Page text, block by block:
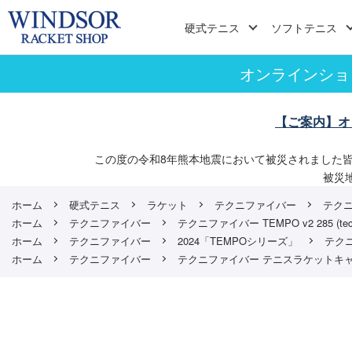
硬式テニス ソフトテニス
オンラインシ
【ご案内】
この度の令和8年熊本地震において被災されました
被災
ホーム 硬式テニス ラケット テクニファイバー
テク
ホーム
テクニファイバー
テクニファイバー TEMPO v2 285
ホーム
テクニファイバー 2024「TEMPOシリーズ」
テク
ホーム
テクニファイバー テクニファイバー テニスラケットキ